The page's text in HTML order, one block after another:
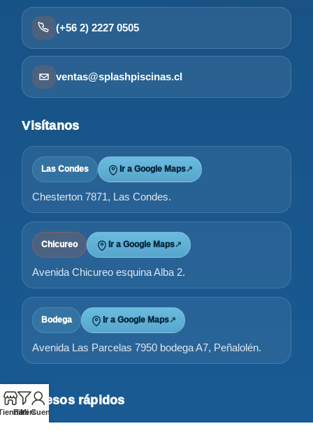
(+56 2) 2227 0505
ventas@splashpiscinas.cl
Visítanos
Las Condes Ir a Google Maps↗
Chesterton 7871, Las Condes.
Chicureo Ir a Google Maps↗
Avenida Chicureo esquina Alba 2.
Bodega Ir a Google Maps↗
Avenida Las Parcelas 7950 bodega A7, Peñalolén.
Accesos rápidos
Filters
Mi Cuenta